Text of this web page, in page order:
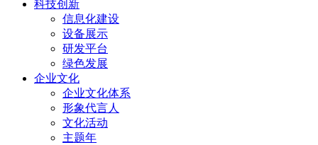
科技创新
信息化建设
设备展示
研发平台
绿色发展
企业文化
企业文化体系
形象代言人
文化活动
主题年